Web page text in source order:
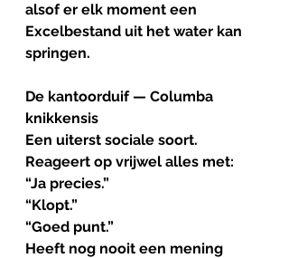
alsof er elk moment een
Excelbestand uit het water kan
springen.
De kantoorduif — Columba
knikkensis
Een uiterst sociale soort.
Reageert op vrijwel alles met:
“Ja precies.”
“Klopt.”
“Goed punt.”
Heeft nog nooit een mening